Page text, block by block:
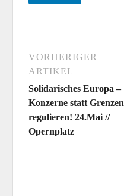
VORHERIGER
ARTIKEL
Solidarisches Europa –
Konzerne statt Grenzen
regulieren! 24.Mai //
Opernplatz